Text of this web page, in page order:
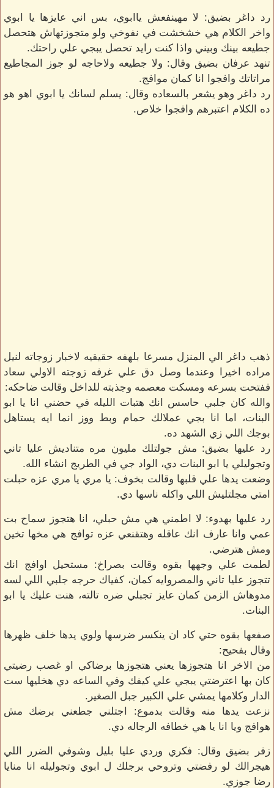
رد داغر بضيق: لا مهينفعش ياابوي، بس اني عايزها يا ابوي
واخر الكلام هي خشخشت في نفوخي ولو متجوزتهاش هتحصل
جطيعه بينك وبيني واذا كنت رايد تحصل يبجي علي راحتك.
تنهد عرفان بضيق وقال: ولا جطيعه ولاحاجه لو جوز المجاطيع
مراتاتك وافجوا انا كمان موافج.
رد داغر وهو يشعر بالسعاده وقال: يسلم لسانك يا ابوي اهو هو
ده الكلام اعتبرهم وافجوا خلاص.
ذهب داغر الي المنزل مسرعا بلهفه حقيقيه لاخبار زوجاته لنيل
مراده اخيرا وعندما وصل دق علي غرفه زوجته الاولي سعاد
ففتحت بسرعه ومسكت معصمه وجذبته للداخل وقالت ضاحكه:
والله كان جلبي حاسس انك هتبات الليله في حضني انا يا ابو
البنات، اما انا بجي عملالك حمام وبط ووز انما ايه يستاهل
بوجك اللي زي الشهد ده.
رد عليها بضيق: مش جولتلك مليون مره متناديش عليا تاني
وتجوليلي يا ابو البنات دي، الواد جي في الطريج انشاء الله.
وضعت يدها علي قلبها وقالت بخوف: يا مري يا مري عزه حبلت
امتي مجلتليش اللي واكله ناسها دي.
رد عليها بهدوء: لا اطمني هي مش حبلي، انا هتجوز سماح بت
عمي وانا عارف انك عاقله وهتقنعي عزه توافج هي مخها تخين
ومش هترضي.
لطمت علي وجهها بقوه وقالت بصراخ: مستحيل اوافج انك
تتجوز عليا تاني والمصروايه كمان، كفياك حرجه جلبي اللي لسه
مدوهاش الزمن كمان عايز تجبلي ضره تالته، هنت عليك يا ابو
البنات.
صفعها بقوه حتي كاد ان ينكسر ضرسها ولوي يدها خلف ظهرها
وقال بفحيح:
من الاخر انا هتجوزها يعني هتجوزها برضاكي او غصب رضيتي
كان بها اعترضتي يبجي علي كيفك وفي الساعه دي هخليها ست
الدار وكلامها يمشي علي الكبير جبل الصغير.
نزعت يدها منه وقالت بدموع: اجتلني جطعني برضك مش
هوافج ويا انا يا هي خطافه الرجاله دي.
زفر بضيق وقال: فكري وردي عليا بليل وشوفي الضرر اللي
هيجرالك لو رفضتي وتروحي برجلك ل ابوي وتجوليله انا منايا
رضا جوزي.